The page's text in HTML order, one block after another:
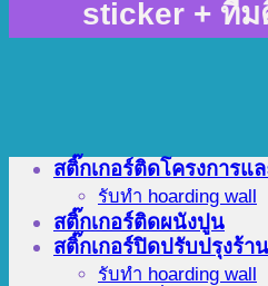
sticker + ที
สติ๊กเกอร์ติดโครงการแ
รับทำ hoarding wall
สติ๊กเกอร์ติดผนังปูน
สติ๊กเกอร์ปิดปรับปรุงร้าน
รับทำ hoarding wall